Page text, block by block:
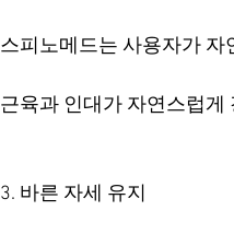
스피노메드는 사용자가 자
근육과 인대가 자연스럽게
3. 바른 자세 유지